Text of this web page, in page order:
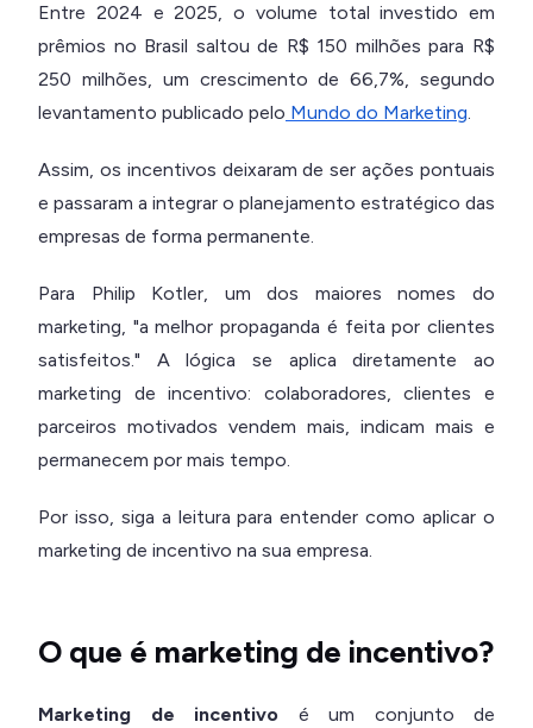
Entre 2024 e 2025, o volume total investido em
prêmios no Brasil saltou de R$ 150 milhões para R$
250 milhões, um crescimento de 66,7%, segundo
levantamento publicado pelo Mundo do Marketing.
Assim, os incentivos deixaram de ser ações pontuais
e passaram a integrar o planejamento estratégico das
empresas de forma permanente.
Para Philip Kotler, um dos maiores nomes do
marketing, "a melhor propaganda é feita por clientes
satisfeitos." A lógica se aplica diretamente ao
marketing de incentivo: colaboradores, clientes e
parceiros motivados vendem mais, indicam mais e
permanecem por mais tempo.
Por isso, siga a leitura para entender como aplicar o
marketing de incentivo na sua empresa.
O que é marketing de incentivo?
Marketing de incentivo é um conjunto de